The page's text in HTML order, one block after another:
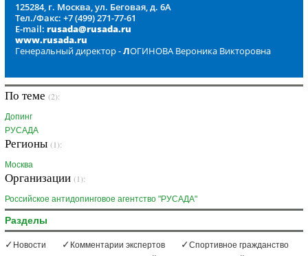
125284, г. Москва, ул. Беговая, д. 6А
Тел./Факс: +7 (499) 271-77-61
E-mail: rusada@rusada.ru
www.rusada.ru
Генеральный директор -ЛОГИНОВА Вероника Викторовна
По теме (2):
Допинг
РУСАДА
Регионы (1):
Москва
Организации (1):
Российское антидопинговое агентство "РУСАДА"
Разделы
Новости Комментарии экспертов
Спортивное гражданство